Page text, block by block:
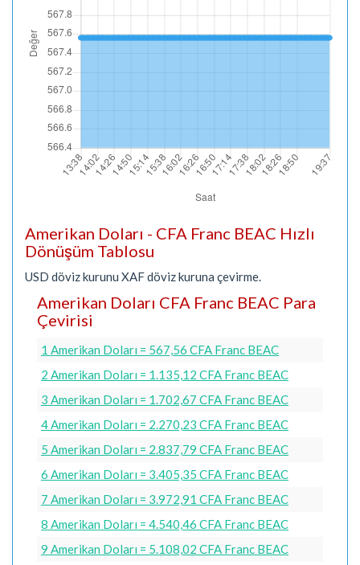
Amerikan Doları - CFA Franc BEAC Hızlı
Dönüşüm Tablosu
USD döviz kurunu XAF döviz kuruna çevirme.
Amerikan Doları CFA Franc BEAC Para
Çevirisi
1 Amerikan Doları = 567,56 CFA Franc BEAC
2 Amerikan Doları = 1.135,12 CFA Franc BEAC
3 Amerikan Doları = 1.702,67 CFA Franc BEAC
4 Amerikan Doları = 2.270,23 CFA Franc BEAC
5 Amerikan Doları = 2.837,79 CFA Franc BEAC
6 Amerikan Doları = 3.405,35 CFA Franc BEAC
7 Amerikan Doları = 3.972,91 CFA Franc BEAC
8 Amerikan Doları = 4.540,46 CFA Franc BEAC
9 Amerikan Doları = 5.108,02 CFA Franc BEAC